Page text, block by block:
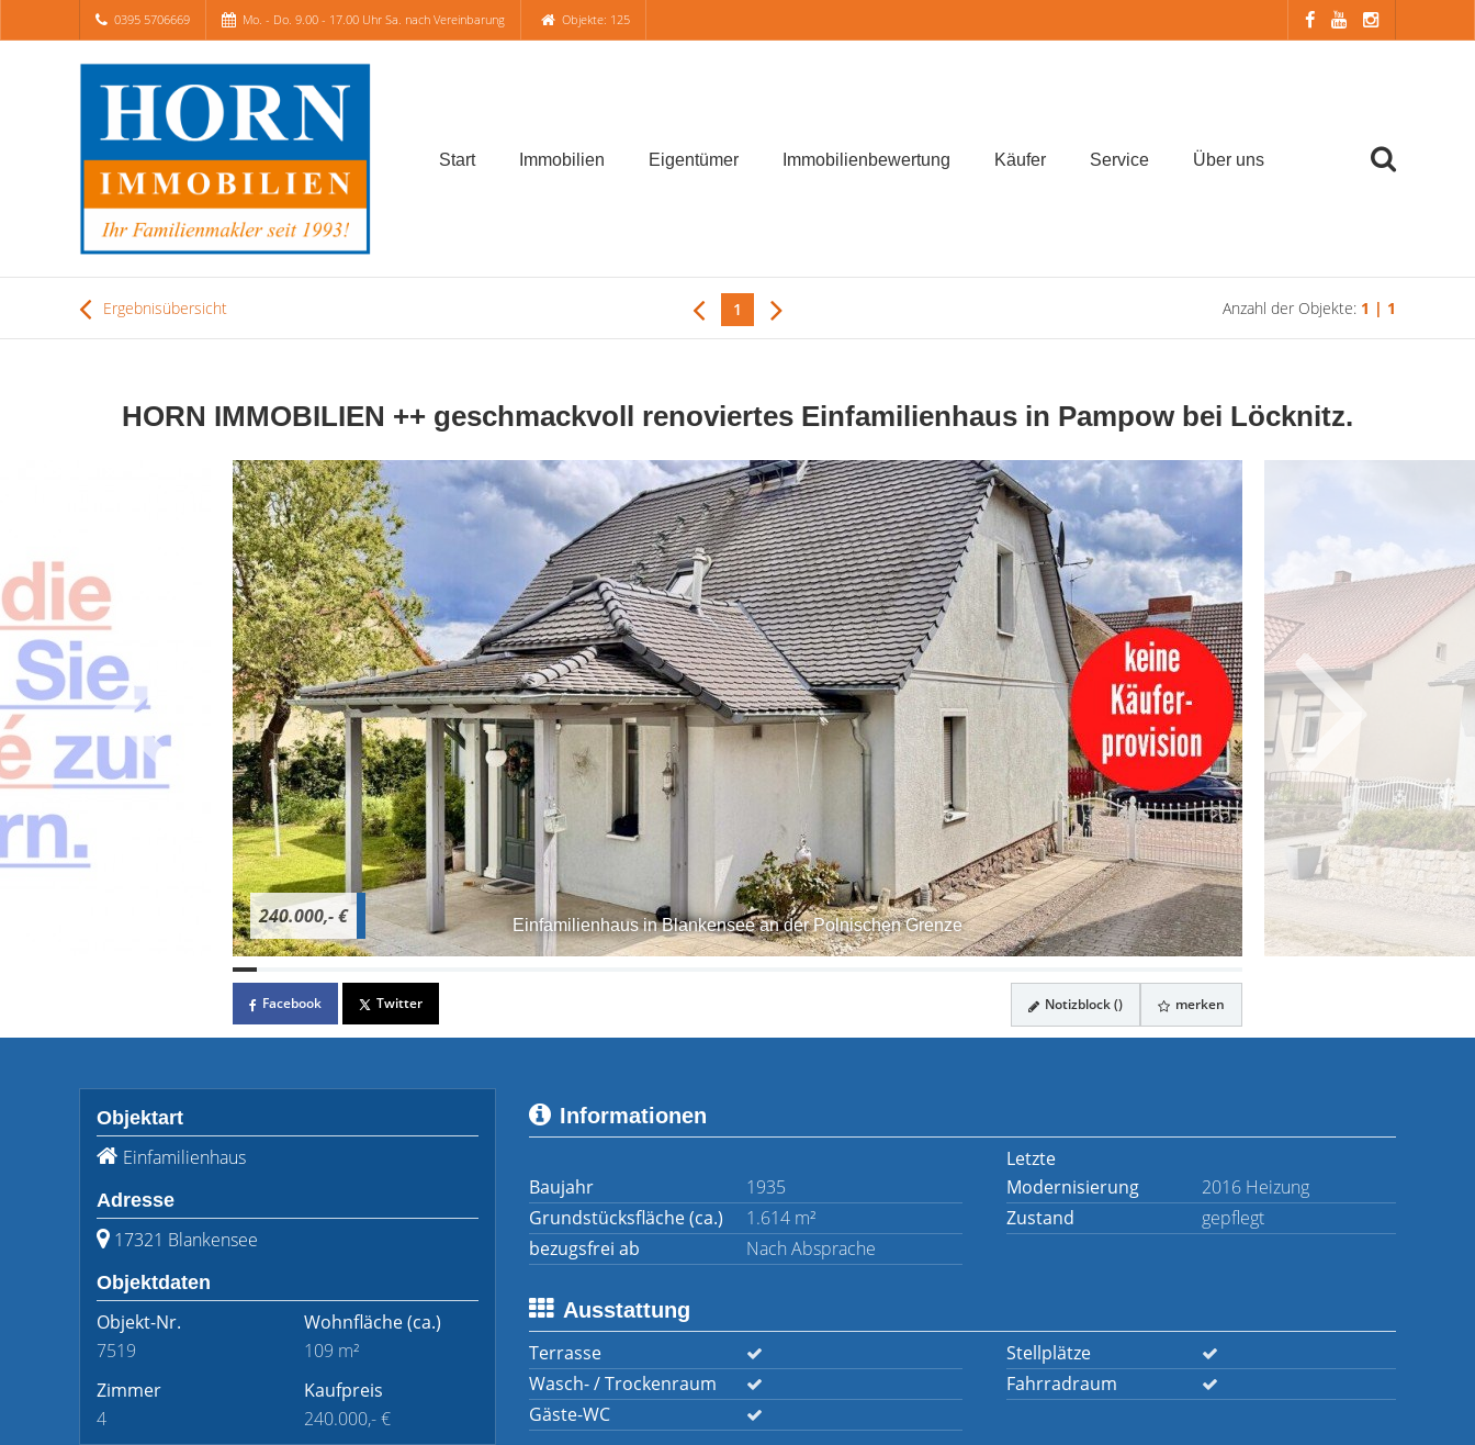
0395 5706669 Mo. - Do. 9.00 - 17.00 Uhr Sa. nach Vereinbarung Objekte: 125
Start Immobilien Eigentümer Immobilienbewertung Käufer Service Über uns
Ergebnisübersicht 1 Anzahl der Objekte: 1 | 1
HORN IMMOBILIEN ++ geschmackvoll renoviertes Einfamilienhaus in Pampow bei Löcknitz.
Einfamilienhaus in Blankensee an der Polnischen Grenze
240.000,- €
Facebook Twitter Notizblock () merken
Objektart
Einfamilienhaus
Adresse
17321 Blankensee
Objektdaten
Objekt-Nr.
7519
Wohnfläche(ca.)
109 m²
Zimmer
4
Kaufpreis
240.000,- €
Informationen
Baujahr 1935
Letzte
Modernisierung
2016 Heizung
Grundstücksfläche (ca.)
1.614 m² Zustand
gepflegt
bezugsfrei ab
Nach Absprache
Ausstattung
Terrasse
Stellplätze
Wasch- / Trockenraum
Fahrradraum
Gäste-WC